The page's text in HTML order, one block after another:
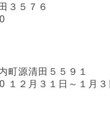
３５７６
町源清田５５９１
１２月３１日～１月